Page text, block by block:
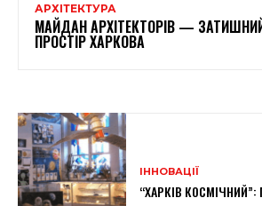
АРХІТЕКТУРА
МАЙДАН АРХІТЕКТОРІВ —
ПРОСТІР ХАРКОВА
ІННОВАЦІЇ
“ХАРКІВ